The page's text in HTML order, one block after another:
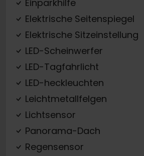
Einparkhilfe
Elektrische Seitenspiegel
Elektrische Sitzeinstellung
LED-Scheinwerfer
LED-Tagfahrlicht
LED-heckleuchten
Leichtmetallfelgen
Lichtsensor
Panorama-Dach
Regensensor